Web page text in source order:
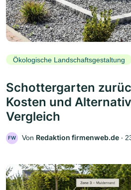
Ökologische Landschaftsgestaltung
Schottergarten
Kosten und
Vergleich
FW Von Redaktion firmenweb.de ‧